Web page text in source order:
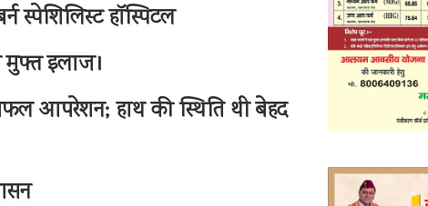
स्पेशिलिस्ट हॉस्पिटल
मुफ्त इलाज।
आपरेशन; हाथ की स्थिति थी बेहद